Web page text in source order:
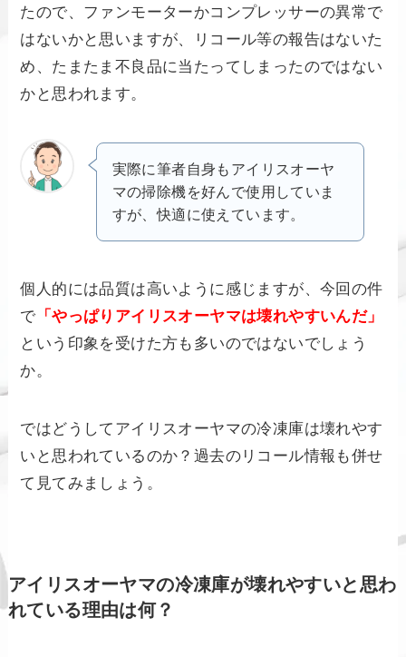
たので、ファンモーターかコンプレッサーの異常で
はないかと思いますが、リコール等の報告はないた
め、たまたま不良品に当たってしまったのではない
かと思われます。
実際に筆者自身もアイリスオーヤ
マの掃除機を好んで使用していま
すが、快適に使えています。
個人的には品質は高いように感じますが、今回の件
で 「やっぱりアイリスオーヤマは壊れやすいんだ」
という印象を受けた方も多いのではないでしょう
か。
ではどうしてアイリスオーヤマの冷凍庫は壊れやす
いと思われているのか？過去のリコール情報も併せ
て見てみましょう。
アイリスオーヤマの冷凍庫が壊れやすいと思わ
れている理由は何？